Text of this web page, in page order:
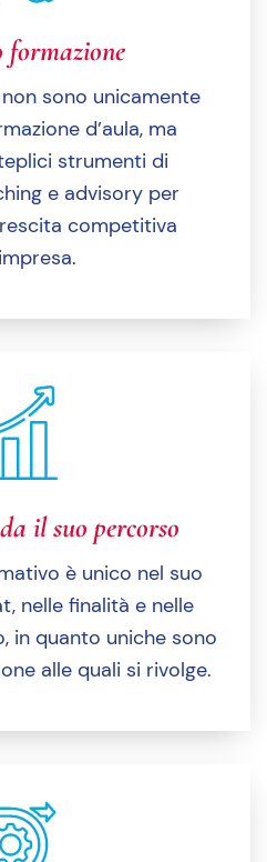
formazione
sono unicamente
d’aula, ma
strumenti di
e advisory per
competitiva
il suo percorso
è unico nel suo
nelle finalità e nelle
in quanto uniche sono
alle quali si rivolge.